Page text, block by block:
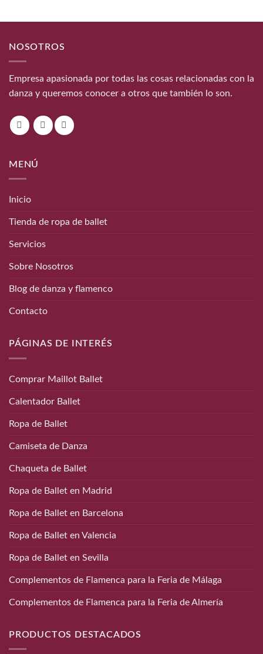
NOSOTROS
Empresa apasionada por todas las cosas relacionadas con la
danza y queremos conocer a otros que también lo son.
MENÚ
Inicio
Tienda de ropa de ballet
Servicios
Sobre Nosotros
Blog de danza y flamenco
Contacto
PÁGINAS DE INTERÉS
Comprar Maillot Ballet
Calentador Ballet
Ropa de Ballet
Camiseta de Danza
Chaqueta de Ballet
Ropa de Ballet en Madrid
Ropa de Ballet en Barcelona
Ropa de Ballet en Valencia
Ropa de Ballet en Sevilla
Complementos de Flamenca para la Feria de Málaga
Complementos de Flamenca para la Feria de Almería
PRODUCTOS DESTACADOS